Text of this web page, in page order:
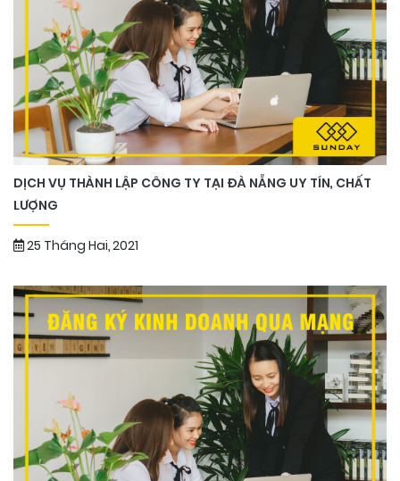
DỊCH VỤ THÀNH LẬP CÔNG TY TẠI ĐÀ NẴNG UY TÍN, CHẤT
LƯỢNG
25 Tháng Hai, 2021